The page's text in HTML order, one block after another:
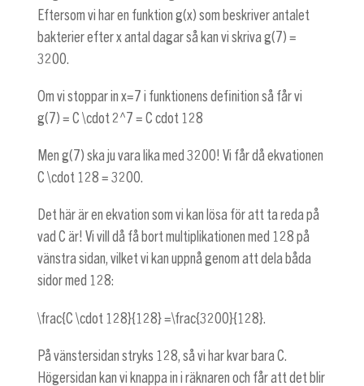
Eftersom vi har en funktion g(x) som beskriver antalet
bakterier efter x antal dagar så kan vi skriva g(7) =
3200.
Om vi stoppar in x=7 i funktionens definition så får vi
g(7) = C \cdot 2^7 = C cdot 128
Men g(7) ska ju vara lika med 3200! Vi får då ekvationen
C \cdot 128 = 3200.
Det här är en ekvation som vi kan lösa för att ta reda på
vad C är! Vi vill då få bort multiplikationen med 128 på
vänstra sidan, vilket vi kan uppnå genom att dela båda
sidor med 128:
\frac{C \cdot 128}{128} =\frac{3200}{128}
På vänstersidan stryks 128, så vi har kvar bara C.
Högersidan kan vi knappa in i räknaren och får att det blir